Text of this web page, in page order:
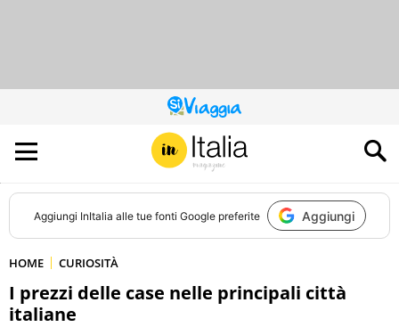
QUESTO
SITO
CONTRIBUISCE
ALL’AUDIENCE
DI
Aggiungi InItalia alle tue fonti Google preferite Aggiungi
HOME CURIOSITÀ
I prezzi delle case nelle principali città
italiane